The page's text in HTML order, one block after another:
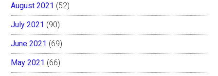
August 2021 (52)
July 2021 (90)
June 2021 (69)
May 2021 (66)